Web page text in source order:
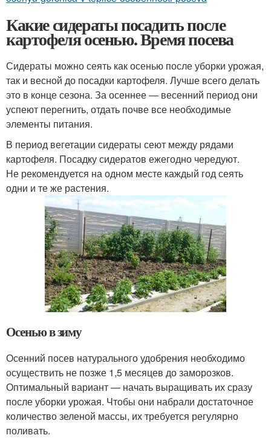
Какие сидераты посадить после
картофеля осенью. Время посева
Сидераты можно сеять как осенью после уборки урожая,
так и весной до посадки картофеля. Лучше всего делать
это в конце сезона. За осеннее — весенний период они
успеют перегнить, отдать почве все необходимые
элементы питания.
В период вегетации сидераты сеют между рядами
картофеля. Посадку сидератов ежегодно чередуют.
Не рекомендуется на одном месте каждый год сеять
одни и те же растения.
Осенью в зиму
Осенний посев натурального удобрения необходимо
осуществить не позже 1,5 месяцев до заморозков.
Оптимальный вариант — начать выращивать их сразу
после уборки урожая. Чтобы они набрали достаточное
количество зеленой массы, их требуется регулярно
поливать.